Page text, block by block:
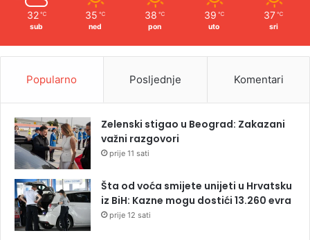
32 ℃
sub
35 ℃
ned
38 ℃
pon
39 ℃
uto
37 ℃
sri
Popularno Posljednje Komentari
Zelenski stigao u Beograd: Zakazani
važni razgovori
prije 11 sati
Šta od voća smijete unijeti u Hrvatsku
iz BiH: Kazne mogu dostići 13.260 evra
prije 12 sati